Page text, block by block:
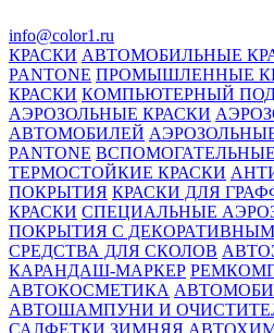
info@color1.ru
КРАСКИ АВТОМОБИЛЬНЫЕ
PANTONE ПРОМЫШЛЕННЫЕ
КРАСКИ КОМПЬЮТЕРНЫЙ
АЭРОЗОЛЬНЫЕ КРАСКИ
АВТОМОБИЛЕЙ АЭРОЗОЛЬНЫЕ
PANTONE
ТЕРМОСТОЙКИЕ КРАСКИ
ПОКРЫТИЯ КРАСКИ ДЛЯ
КРАСКИ СПЕЦИАЛЬНЫЕ
ПОКРЫТИЯ С
СРЕДСТВА ДЛЯ СКОЛОВ
КАРАНДАШ-МАРКЕР
АВТОКОСМЕТИКА
АВТОШАМПУНИ И